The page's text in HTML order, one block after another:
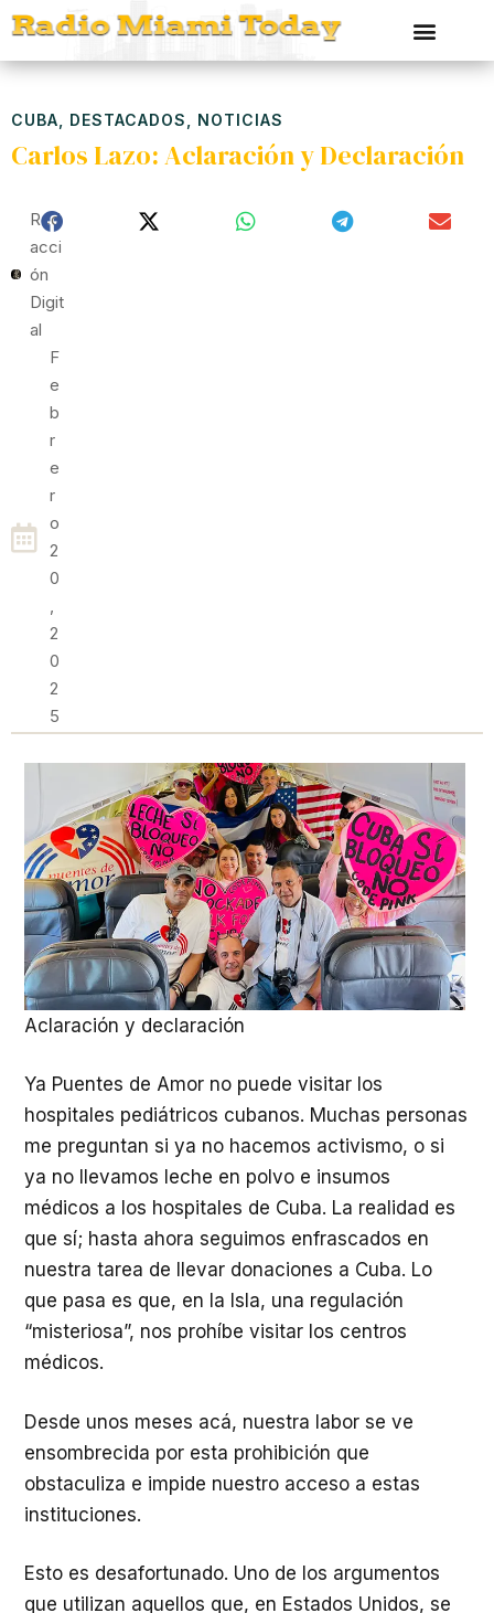
CUBA DESTACADOS NOTICIAS
Carlos Lazo: Aclaración y Declaración
Red
Acci
Ón
Digit
Al
F
E
B
R
E
R
O
2
0
,
2
0
2
5
Aclaración y declaración
Ya Puentes de Amor no puede visitar los
hospitales pediátricos cubanos. Muchas personas
me preguntan si ya no hacemos activismo, o si
ya no llevamos leche en polvo e insumos
médicos a los hospitales de Cuba. La realidad es
que sí; hasta ahora seguimos enfrascados en
nuestra tarea de llevar donaciones a Cuba. Lo
que pasa es que, en la Isla, una regulación
“misteriosa”, nos prohíbe visitar los centros
médicos.
Desde unos meses acá, nuestra labor se ve
ensombrecida por esta prohibición que
obstaculiza e impide nuestro acceso a estas
instituciones.
Esto es desafortunado. Uno de los argumentos
que utilizan aquellos que, en Estados Unidos, se